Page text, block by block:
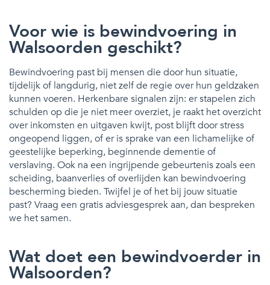
Voor wie is bewindvoering in
Walsoorden geschikt?
Bewindvoering past bij mensen die door hun situatie,
tijdelijk of langdurig, niet zelf de regie over hun geldzaken
kunnen voeren. Herkenbare signalen zijn: er stapelen zich
schulden op die je niet meer overziet, je raakt het overzicht
over inkomsten en uitgaven kwijt, post blijft door stress
ongeopend liggen, of er is sprake van een lichamelijke of
geestelijke beperking, beginnende dementie of
verslaving. Ook na een ingrijpende gebeurtenis zoals een
scheiding, baanverlies of overlijden kan bewindvoering
bescherming bieden. Twijfel je of het bij jouw situatie
past? Vraag een gratis adviesgesprek aan, dan bespreken
we het samen.
Wat doet een bewindvoerder in
Walsoorden?